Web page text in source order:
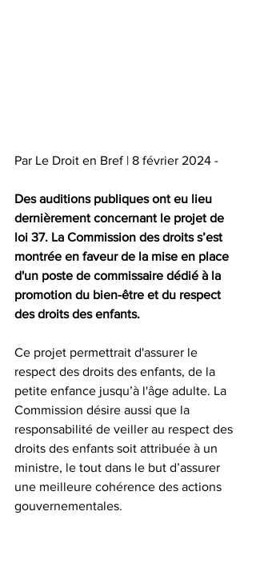
Par Le Droit en Bref | 8 février 2024 -
Des auditions publiques ont eu lieu
dernièrement concernant le projet de
loi 37. La Commission des droits s’est
montrée en faveur de la mise en place
d'un poste de commissaire dédié à la
promotion du bien-être et du respect
des droits des enfants.
Ce projet permettrait d'assurer le
respect des droits des enfants, de la
petite enfance jusqu’à l'âge adulte. La
Commission désire aussi que la
responsabilité de veiller au respect des
droits des enfants soit attribuée à un
ministre, le tout dans le but d’assurer
une meilleure cohérence des actions
gouvernementales.